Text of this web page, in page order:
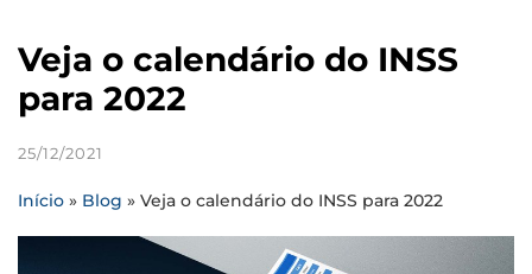
Veja o calendário do INSS
para 2022
25/12/2021
Início » Blog » Veja o calendário do INSS para 2022